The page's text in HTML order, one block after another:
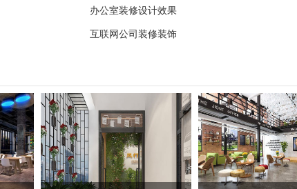
办公室装修设计效果
互联网公司装修装饰